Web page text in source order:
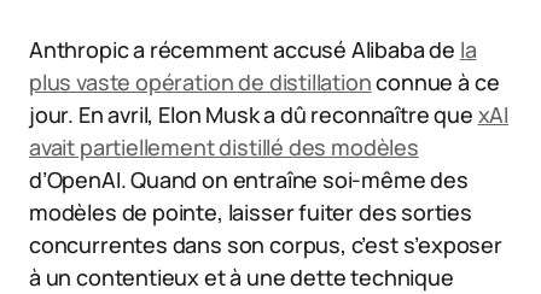
Anthropic a récemment accusé Alibaba de la
plus vaste opération de distillationconnue à ce
jour. En avril, Elon Musk a dû reconnaître que xAI
avait partiellement distillé des modèles
d’OpenAI. Quand on entraîne soi-même des
modèles de pointe, laisser fuiter des sorties
concurrentes dans son corpus, c’est s’exposer
à un contentieux et à une dette technique